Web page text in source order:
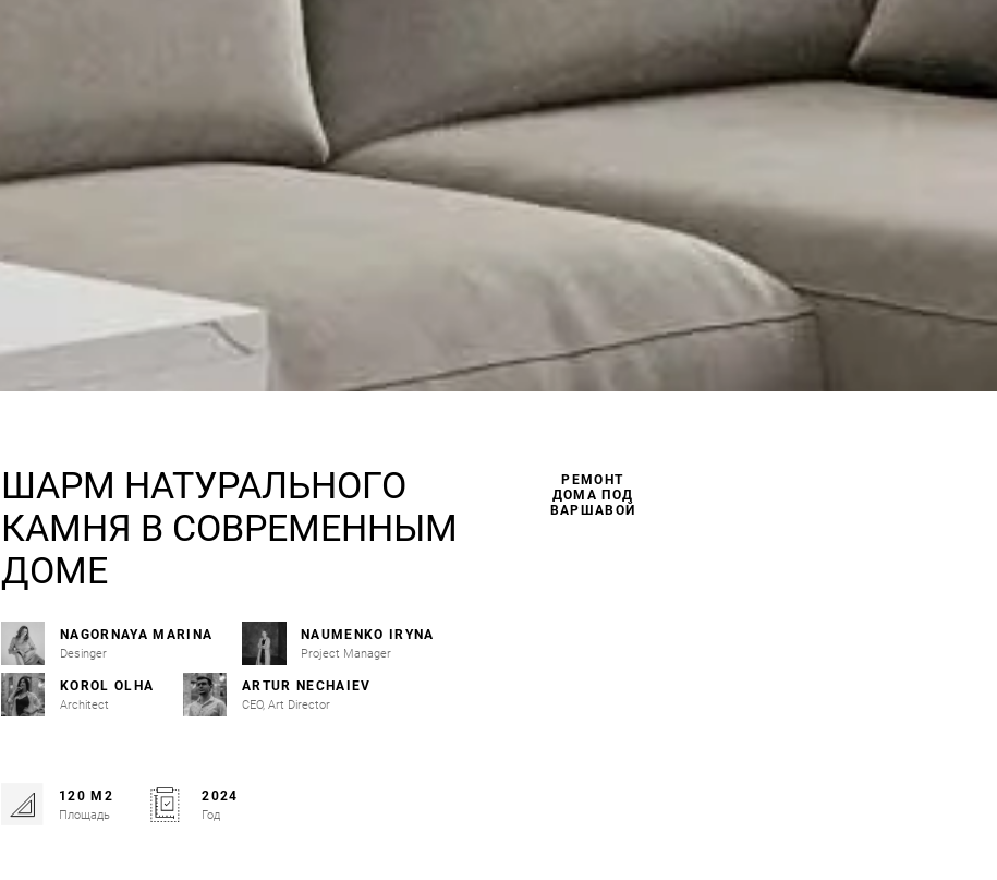
ШАРМ НАТУРАЛЬНОГО
КАМНЯ В СОВРЕМЕННЫМ
ДОМЕ
РЕМОНТ
ДОМА ПОД
ВАРШАВОЙ
NAGORNAYA MARINA
Desinger
NAUMENKO IRYNA
Project Manager
KOROL OLHA
Architect
ARTUR NECHAIEV
CEO, Art Director
120 М2
Площадь
2024
Год